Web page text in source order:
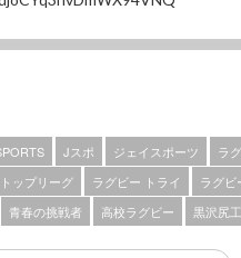
Jスポ ジェイスポーツ ラ
ップリーグ ラグビー トライ ラグビ
青春の挑戦者 高校ラグビー 黒沢尻